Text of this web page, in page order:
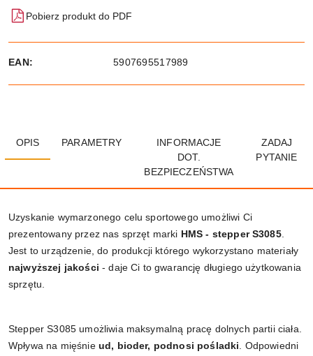
Pobierz produkt do PDF
EAN: 5907695517989
OPIS PARAMETRY
INFORMACJE
DOT.
BEZPIECZEŃSTWA
ZADAJ
PYTANIE
Uzyskanie wymarzonego celu sportowego umożliwi Ci
prezentowany przez nas sprzęt marki HMS - stepper S3085.
Jest to urządzenie, do produkcji którego wykorzystano materiały
najwyższej jakości - daje Ci to gwarancję długiego użytkowania
sprzętu.
Stepper S3085 umożliwia maksymalną pracę dolnych partii ciała.
Wpływa na mięśnie ud, bioder, podnosi pośladki . Odpowiedni